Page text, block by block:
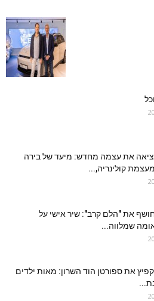
את עצמה מחדש: מיעד של בירה
קולינריה,...
חושף את "הלם קרב": שיר אישי על
שמלווה...
את ספורטן הוד השרון: מאות ילדים